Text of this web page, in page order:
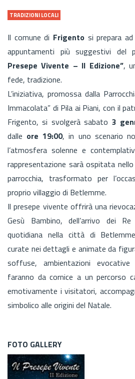
TRADIZIONI LOCALI
Il comune di Frigento si prepara
appuntamenti più suggestivi del
Presepe Vivente – II Edizione”,
fede, tradizione.
L’iniziativa, promossa dalla
Immacolata” di Pila ai Piani, con il
Frigento, si svolgerà sabato 3
dalle ore 19:00, in uno scenario
l’atmosfera solenne e
rappresentazione sarà ospitata
parrocchia, trasformato per
proprio villaggio di Betlemme.
Il presepe vivente offrirà una
Gesù Bambino, dell’arrivo dei
quotidiana nella città di
curate nei dettagli e animate da
soffuse, ambientazioni
faranno da cornice a un percorso
emotivamente i visitatori,
simbolico alle origini del Natale.
FOTO GALLERY